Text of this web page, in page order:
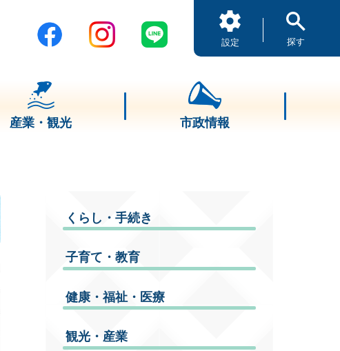
設定 探す
産業・観光 市政情報
くらし・手続き
子育て・教育
健康・福祉・医療
観光・産業